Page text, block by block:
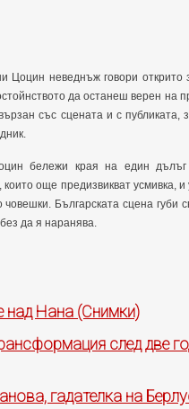
Цоцин неведнъж говори
да останеш верен на
със сцената и с публиката,
бележи края на един дълъг
които още предизвикват усмивка,
Българската сцена губи
да я наранява.
над Нана (Снимки)
след две
гадателка на